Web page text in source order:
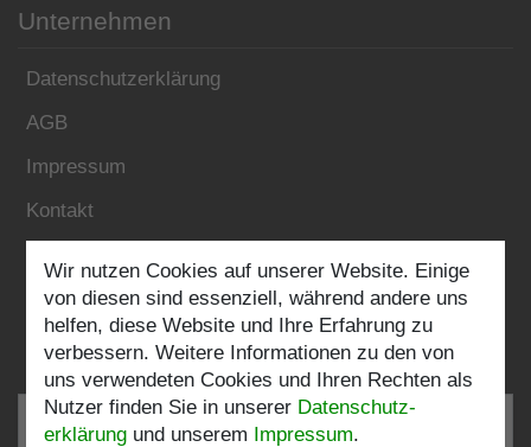
Unternehmen
Datenschutzerklärung
AGB
Impressum
Kontakt
Folgen Sie uns:
Wir nutzen Cookies auf unserer Website. Einige
von diesen sind essenziell, während andere uns
helfen, diese Website und Ihre Erfahrung zu
verbessern. Weitere Informationen zu den von
uns verwendeten Cookies und Ihren Rechten als
Nutzer finden Sie in unserer Daten­schutz­
erklärung und unserem Impressum.